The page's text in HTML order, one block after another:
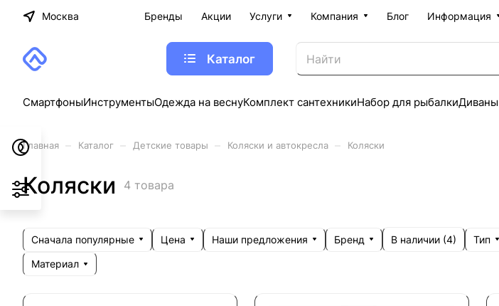
Москва Бренды Акции Услуги Компания Блог Информация
Каталог
СмартфоныИнструментыОдежда на веснуКомплект сантехникиНабор для рыбалкиДиваны
Главная Каталог Детские товары Коляски и автокресла Коляски
Коляски 4 товара
Сначала популярные Цена Наши предложения Бренд В наличии (4) Тип
Материал